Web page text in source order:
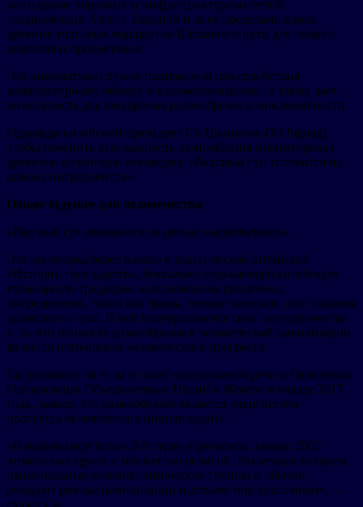
на создание торговых и инфраструктурных сетей,
соединяющих Азию с Европой и за ее пределами вдоль
древних торговых маршрутов Шелкового пути для общего
развития и процветания.
Эта инициатива служит платформой для содействия
межкультурному обмену и взаимопониманию, а также дает
возможность для поощрения разнообразия и инклюзивности.
Однажды китайский президент Си Цзиньпин (Xi Jinping),
чтобы пояснить всю важность разнообразия процитировал
древнюю китайскую поговорку «Вкусный суп готовится из
разных ингредиентов».
Общее будущее для человечества
«Вкусный суп готовится из разных ингредиентов».
Эта поговорка берет начало в классической китайской
«Истории трех царств», буквально отражающей китайскую
кулинарную традицию использования различных
ингредиентов, таких как травы, специи и овощи, для создания
ароматного супа. В ней подчеркивается сила сотрудничества
и то, что ценность разнообразия в человеческой цивилизации
является источником человеческого прогресса.
Си упомянул об этом в своей программной речи в Отделении
Организации Объединенных Наций в Женеве в январе 2017
года, заявив, что разнообразие является «двигателем
прогресса человеческих цивилизаций».
«В нашем мире более 200 стран и регионов, свыше 2500
этнических групп и множество религий. Различные истории,
национальные условия, этнические группы и обычаи
рождают разные цивилизации и делают мир красочным», —
сказал Си.